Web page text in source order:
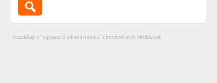
Kezdőlap » "egyszerű otthoni munka" címkével jelölt hirdetések